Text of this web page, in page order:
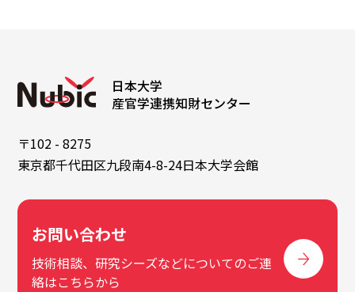
日本大学
産官学連携知財センター
〒102 - 8275
東京都千代田区九段南4-8-24日本大学会館
お問い合わせ
技術相談、研究シーズなどについてのご連
絡はこちらから